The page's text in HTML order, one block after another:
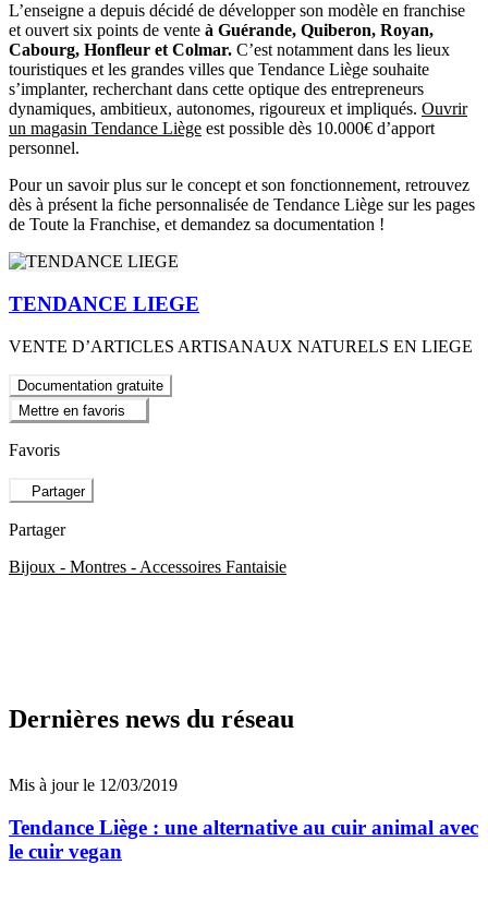
L’enseigne a depuis décidé de développer son modèle en franchise
et ouvert six points de vente à Guérande, Quiberon, Royan,
Cabourg, Honfleur et Colmar. C’est notamment dans les lieux
touristiques et les grandes villes que Tendance Liège souhaite
s’implanter, recherchant dans cette optique des entrepreneurs
dynamiques, ambitieux, autonomes, rigoureux et impliqués. Ouvrir
un magasin Tendance Liège est possible dès 10.000€ d’apport
personnel.
Pour un savoir plus sur le concept et son fonctionnement, retrouvez
dès à présent la fiche personnalisée de Tendance Liège sur les pages
de Toute la Franchise, et demandez sa documentation !
TENDANCE LIEGE
VENTE D’ARTICLES ARTISANAUX NATURELS EN LIEGE
Documentation gratuite
Mettre en favoris
Favoris
Partager
Partager
Bijoux - Montres - Accessoires Fantaisie
Dernières news du réseau
Mis à jour le 12/03/2019
Tendance Liège : une alternative au cuir animal avec
le cuir vegan